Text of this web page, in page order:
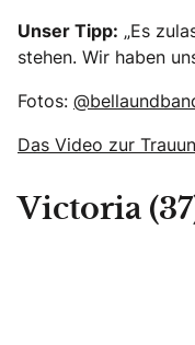
Unser Tipp: „Es
stehen. Wir haben
Fotos:
Das Video zur
Victoria